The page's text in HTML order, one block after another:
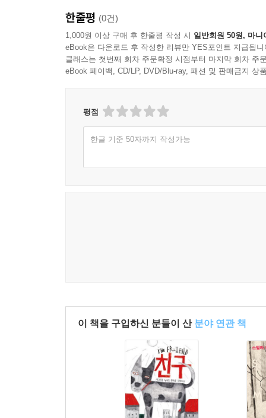
한줄평 (0건)
1,000원 이상 구매 후 한줄평 작성 시 일반회원 50원, 마니
eBook은 다운로드 후 작성한 리뷰만 YES포인트 지급됩니
클래스는 첫번째 회차 주문확정 시점부터 마지막 회차 주
eBook 페이백, CD/LP, DVD/Blu-ray, 패션 및 판매금지 상
평점
한글 기준 50자까지 작성가능
이 책을 구입하신 분들이 산 분야 연관 책